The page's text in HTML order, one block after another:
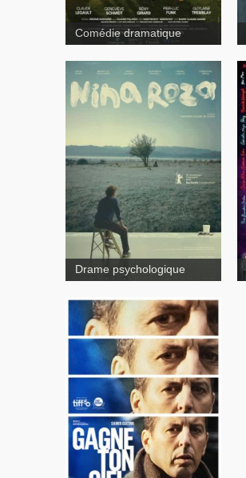
Comédie dramatique
Drame psychologique